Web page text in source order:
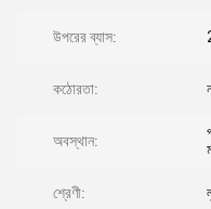
উপরের ব্যাস:
কঠোরতা:
অবস্থান:
শ্রেণী: